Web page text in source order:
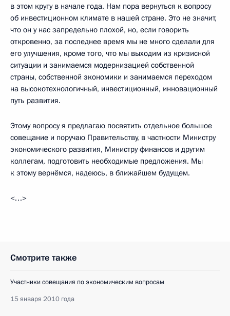
в этом кругу в начале года. Нам пора вернуться к вопросу
об инвестиционном климате в нашей стране. Это не значит,
что он у нас запредельно плохой, но, если говорить
откровенно, за последнее время мы не много сделали для
его улучшения, кроме того, что мы выходим из кризисной
ситуации и занимаемся модернизацией собственной
страны, собственной экономики и занимаемся переходом
на высокотехнологичный, инвестиционный, инновационный
путь развития.
Этому вопросу я предлагаю посвятить отдельное большое
совещание и поручаю Правительству, в частности Министру
экономического развития, Министру финансов и другим
коллегам, подготовить необходимые предложения. Мы
к этому вернёмся, надеюсь, в ближайшем будущем.
<…>
Смотрите также
Участники совещания по экономическим вопросам
15 января 2010 года